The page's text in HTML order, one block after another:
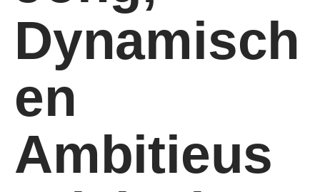
Dynamisch
en
Ambitieus